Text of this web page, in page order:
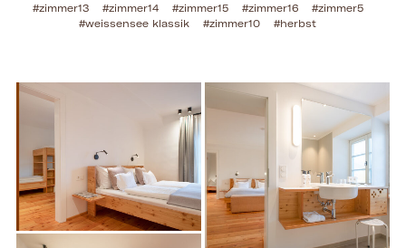
#zimmer13
#zimmer14 #zimmer15 #zimmer16
#zimmer5
#weissensee klassik
#zimmer10 #herbst